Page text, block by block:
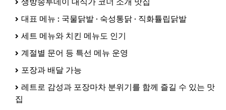
대표 메뉴 : 국물닭발 · 숙성통닭 · 직화튤립닭발
세트 메뉴와 치킨 메뉴도 인기
계절별 문어 등 특선 메뉴 운영
포장과 배달 가능
레트로 감성과 포장마차 분위기를 함께 즐길 수 있는 맛
집